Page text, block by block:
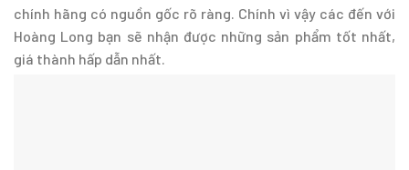
chính hãng có nguồn gốc rõ ràng. Chính vì vậy các đến với
Hoàng Long bạn sẽ nhận được những sản phẩm tốt nhất,
giá thành hấp dẫn nhất.